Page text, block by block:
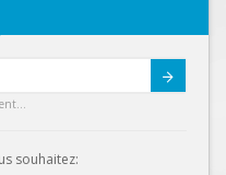
souhaitez: